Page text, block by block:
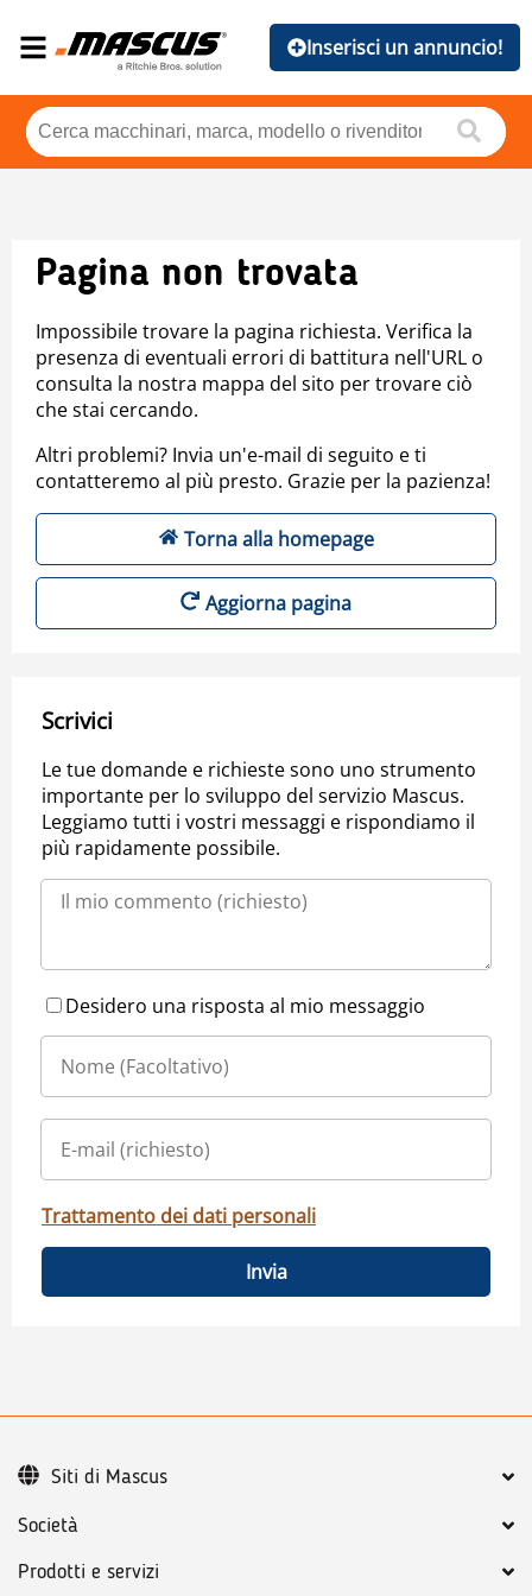
Inserisci un annuncio!
Pagina non trovata
Impossibile trovare la pagina richiesta. Verifica la
presenza di eventuali errori di battitura nell'URL o
consulta la nostra mappa del sito per trovare ciò
che stai cercando.
Altri problemi? Invia un'e-mail di seguito e ti
contatteremo al più presto. Grazie per la pazienza!
Torna alla homepage
Aggiorna pagina
Scrivici
Le tue domande e richieste sono uno strumento
importante per lo sviluppo del servizio Mascus.
Leggiamo tutti i vostri messaggi e rispondiamo il
più rapidamente possibile.
Desidero una risposta al mio messaggio
Trattamento dei dati personali
Invia
Società
Prodotti e servizi
Siti di Mascus